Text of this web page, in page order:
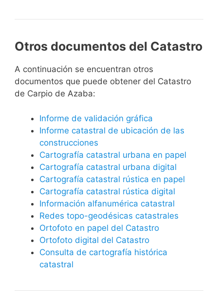
Otros documentos del Catastro
A continuación se encuentran otros
documentos que puede obtener del Catastro
de Carpio de Azaba:
Informe de validación gráfica
Informe catastral de ubicación de las
construcciones
Cartografía catastral urbana en papel
Cartografía catastral urbana digital
Cartografía catastral rústica en papel
Cartografía catastral rústica digital
Información alfanumérica catastral
Redes topo-geodésicas catastrales
Ortofoto en papel del Catastro
Ortofoto digital del Catastro
Consulta de cartografía histórica
catastral